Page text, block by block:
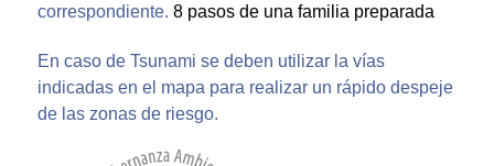
correspondiente. 8 pasos de una familia preparada
En caso de Tsunami se deben utilizar la vías
indicadas en el mapa para realizar un rápido despeje
de las zonas de riesgo.